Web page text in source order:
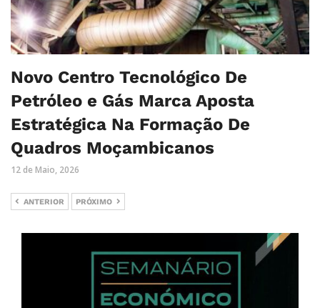
Novo Centro Tecnológico De
Petróleo e Gás Marca Aposta
Estratégica Na Formação De
Quadros Moçambicanos
12 de Maio, 2026
ANTERIOR PRÓXIMO